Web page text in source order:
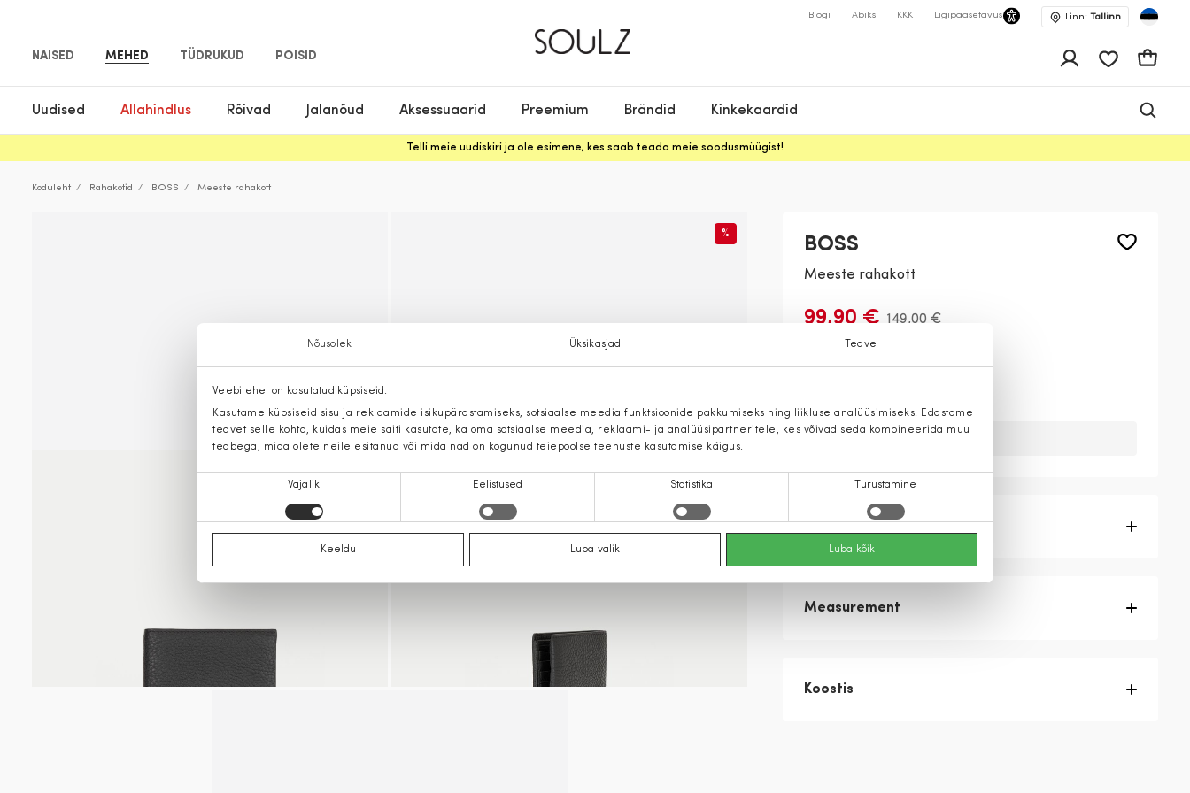
Nõusolek Üksikasjad Teave
Veebilehel on kasutatud küpsiseid.
Kasutame küpsiseid sisu ja reklaamide isikupärastamiseks, sotsiaalse meedia funktsioonide pakkumiseks ning liikluse analüüsimiseks. Edastame
teavet selle kohta, kuidas meie saiti kasutate, ka oma sotsiaalse meedia, reklaami- ja analüüsipartneritele, kes võivad seda kombineerida muu
teabega, mida olete neile esitanud või mida nad on kogunud teiepoolse teenuste kasutamise käigus.
Vajalik Eelistused Statistika Turustamine
Keeldu Luba valik Luba kõik
NAISED MEHED TÜDRUKUD POISID
Blogi Abiks KKK Ligipääsetavus Linn: Tallinn
Uudised Allahindlus Rõivad Jalanõud Aksessuaarid Preemium Brändid Kinkekaardid
Telli meie uudiskiri ja ole esimene, kes saab teada meie soodusmüügist!
Koduleht Rahakotid BOSS Meeste rahakott
%
BOSS
Meeste rahakott
99,90 € 149,00 €
Tootekirjeldus
Measurement
Koostis